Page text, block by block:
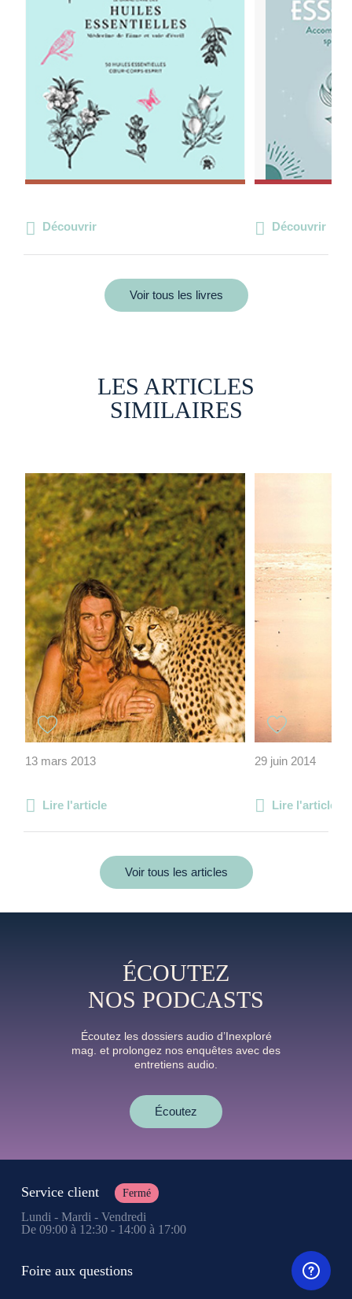
Découvrir Découvrir
Voir tous les livres
LES ARTICLES
SIMILAIRES
13 mars 2013
Lire l'article
29 juin 2014
Lire l'article
Voir tous les articles
ÉCOUTEZ
NOS PODCASTS
Écoutez les dossiers audio d’Inexploré
mag. et prolongez nos enquêtes avec des
entretiens audio.
Écoutez
Service client Fermé
Lundi - Mardi - Vendredi
De 09:00 à 12:30 - 14:00 à 17:00
Foire aux questions